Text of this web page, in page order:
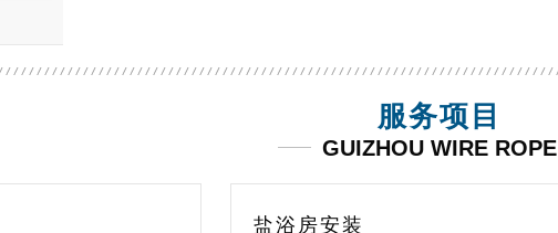
服务项目
GUIZHOU WIRE ROPE
家庭游泳池设计